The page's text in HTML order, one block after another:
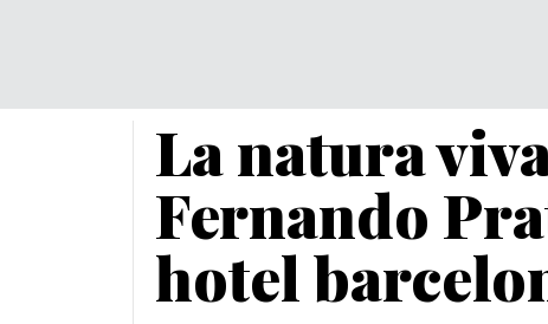
La natura
Fernando
hotel